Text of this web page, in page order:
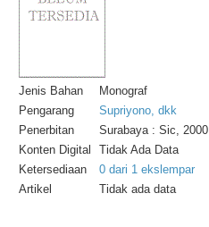
Jenis Bahan
Monograf
Pengarang
Supriyono, dkk
Penerbitan
Surabaya : Sic, 2000
Konten Digital
Tidak Ada Data
Ketersediaan
0 dari 1 ekslempar
Artikel
Tidak ada data